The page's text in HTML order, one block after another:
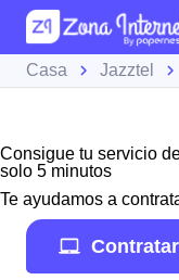
Casa Jazztel
Consigue tu servicio
solo 5 minutos
Te ayudamos a
Contratar